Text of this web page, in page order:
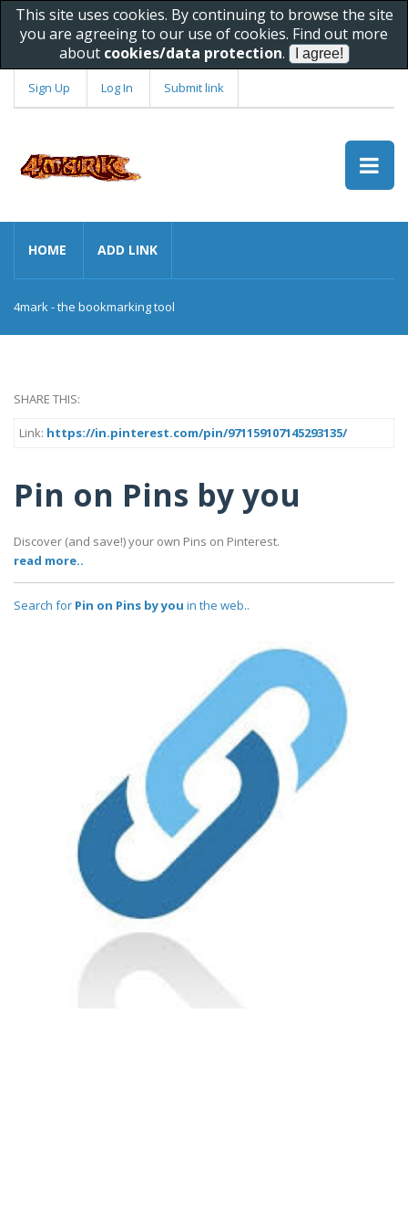
This site uses cookies. By continuing to browse the site
you are agreeing to our use of cookies. Find out more
about cookies/data protection.
Sign Up Log In Submit link
HOME ADD LINK
4mark - the bookmarking tool
SHARE THIS:
Link: https://in.pinterest.com/pin/971159107145293135/
Pin on Pins by you
Discover (and save!) your own Pins on Pinterest.
read more..
Search for Pin on Pins by you in the web..